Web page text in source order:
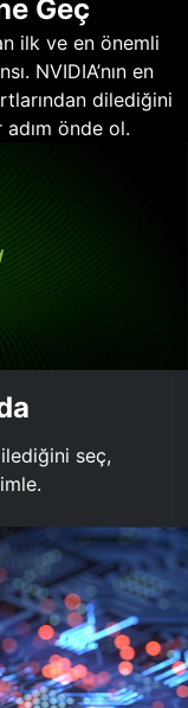
Geç
ilk ve en önemli
NVIDIA’nın en
dilediğini
önde ol.
seç,